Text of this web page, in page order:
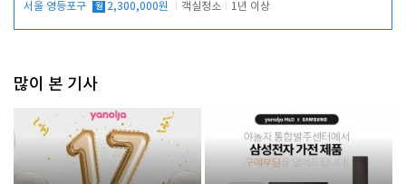
서울 영등포구 월 2,300,000원 객실청소 1년 이상
많이 본 기사